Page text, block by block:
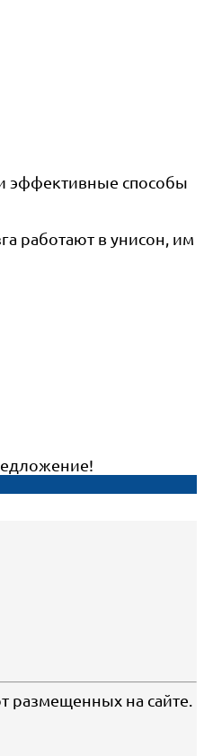
эффективные способы
работают в унисон, им
размещенных на сайте.